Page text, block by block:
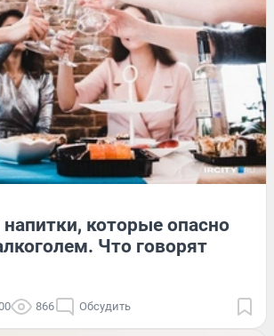
которые опасно
Что говорят
866 Обсудить